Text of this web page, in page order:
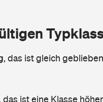
, das ist gleich
, das ist eine Klasse